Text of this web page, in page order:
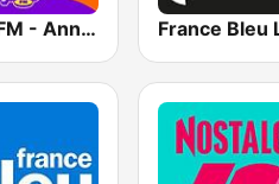
Impact FM - Années 70